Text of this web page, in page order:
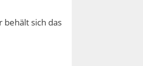
behält sich das